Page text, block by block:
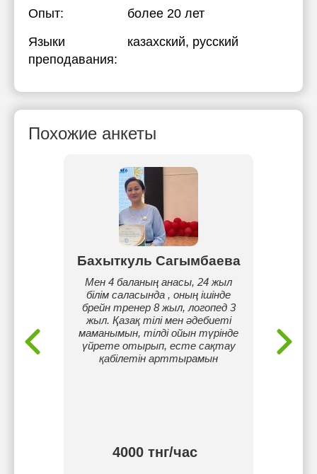
Опыт:
более 20 лет
Языки
преподавания:
казахский, русский
Похожие анкеты
Бахыткуль Сагымбаева
Мен 4 баланың анасы, 24 жыл
білім саласында , оның ішінде
брейн тренер 8 жыл, логопед 3
жыл. Қазақ тілі мен әдебиеті
маманымын, тілді ойын түрінде
үйрете отырып, есте сақтау
қабілетін арттырамын
4000 тнг/час